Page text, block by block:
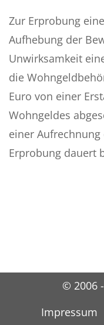
Zur Erprobung
Aufhebung der
Unwirksamkeit
die
Euro von einer
Wohngeldes
einer
Erprobung dauert
© 2006
Impressum